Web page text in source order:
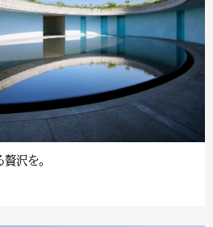
沢を。